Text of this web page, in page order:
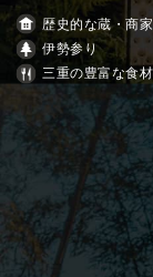
歴史的な蔵・商家
伊勢参り
三重の豊富な食材